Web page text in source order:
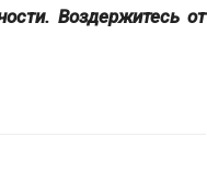
Воздержитесь от